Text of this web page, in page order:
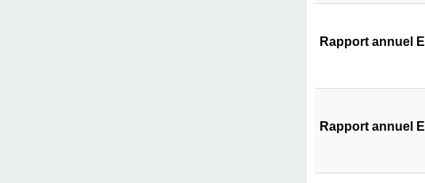
Rapport annuel
Rapport annuel